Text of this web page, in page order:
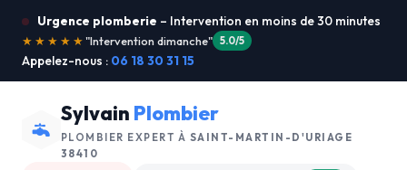
Urgence plomberie – Intervention en moins de 30 minutes
★★★★★"Service ultra rapide !" 5.0/5
Appelez-nous : 06 18 30 31 15
Sylvain Plombier
PLOMBIER EXPERT À SAINT-MARTIN-D'URIAGE
38410